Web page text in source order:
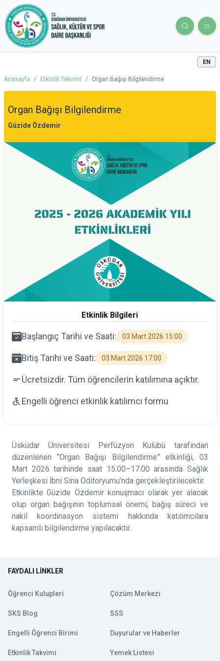
EN
Anasayfa / Etkinlik Takvimi / Organ Bağışı Bilgilendirme
Organ Bağışı Bilgilendirme
Güzide Özdemir
Etkinlik Bilgileri
Başlangıç Tarihi ve Saati: 03 Mart 2026 15:00
Bitiş Tarihi ve Saati: 03 Mart 2026 17:00
Ücretsizdir. Tüm öğrencilerin katılımına açıktır.
Engelli öğrenci etkinlik katılımcı formu
Üsküdar Üniversitesi Perfüzyon Kulübü tarafından
düzenlenen “Organ Bağışı Bilgilendirme” etkinliği, 03
Mart 2026 tarihinde saat 15.00–17.00 arasında Sağlık
Yerleşkesi İbni Sina Oditoryumu’nda gerçekleştirilecektir.
Etkinlikte Güzide Özdemir konuşmacı olarak yer alacak
olup organ bağışının toplumsal önemi, bağış süreci ve
nakil koordinasyon sistemi hakkında katılımcılara
kapsamlı bilgilendirme yapılacaktır.
FAYDALI LINKLER
Öğrenci Kulupleri Çözüm Merkezi
SKS Blog SSS
Engelli Öğrenci Birimi Duyurular ve Haberler
Etkinlik Takvimi Yemek Listesi